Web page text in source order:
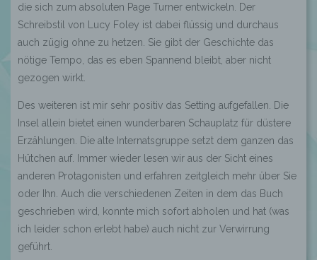
die sich zum absoluten Page Turner entwickeln. Der
Schreibstil von Lucy Foley ist dabei flüssig und durchaus
auch zügig ohne zu hetzen. Sie gibt der Geschichte das
nötige Tempo, das es eben Spannend bleibt, aber nicht
gezogen wirkt.
Des weiteren ist mir sehr positiv das Setting aufgefallen. Die
Insel allein bietet einen wunderbaren Schauplatz für düstere
Erzählungen. Die alte Internatsgruppe setzt dem ganzen das
Hütchen auf. Immer wieder lesen wir aus der Sicht eines
anderen Protagonisten und erfahren zeitgleich mehr über Sie
oder Ihn. Auch die verschiedenen Zeiten in dem das Buch
geschrieben wird, konnte mich sofort abholen und hat (was
ich leider schon erlebt habe) auch nicht zur Verwirrung
geführt.